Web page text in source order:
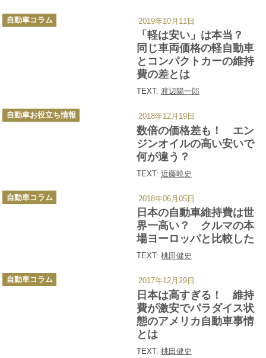
「軽は安い」は本当？
同じ車両価格の軽自動車
とコンパクトカーの維持
費の差とは
TEXT: 渡辺陽一郎
カ
テ
自動車コラム 2019年10月11日
数倍の価格差も！ エン
ジンオイルの高い安いで
何が違う？
TEXT: 近藤暁史
カ
テ
自動車お役立ち情報 2018年12月19日
日本の自動車維持費は世
界一高い？ クルマの本
場ヨーロッパと比較した
TEXT: 桃田健史
カ
テ
自動車コラム 2018年06月05日
日本は高すぎる！ 維持
費が激安でパラダイス状
態のアメリカ自動車事情
とは
TEXT: 桃田健史
カ
テ
自動車コラム 2017年12月29日